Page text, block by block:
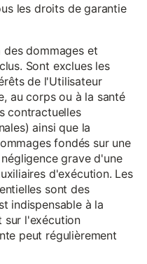
les droits de garantie
dommages et
Sont exclues les
de l'Utilisateur
au corps ou à la santé
contractuelles
ainsi que la
fondés sur une
grave d'une
d'exécution. Les
sont des
indispensable à la
sur l'exécution
peut régulièrement